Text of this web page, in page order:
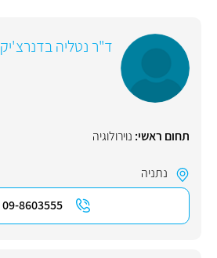
ד"ר נטליה בדנרצ'יק
תחום ראשי: נוירולוגיה
נתניה
09-8603555